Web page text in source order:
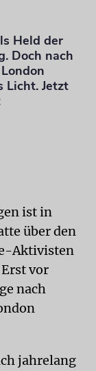
Held der
Doch nach
Licht. Jetzt
ist in
über den
Aktivisten
vor
nach
jahrelang